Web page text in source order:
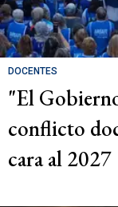
DOCENTES
"El
conflicto
cara al 2027